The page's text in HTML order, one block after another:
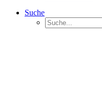
Suche